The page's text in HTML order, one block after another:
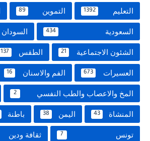
التعليم 1392 التموين 89
السعودية 434 السودان
الشئون الاجتماعية 21 الطقس 137
العسيرات 673 الفم والاسنان 16
المخ والاعصاب والطب النفسي 2
المنشاة 43 اليمن 38 باطنة
تونس 7 ثقافة ودين